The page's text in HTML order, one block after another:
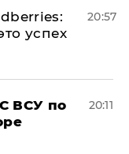
успех
20:57
ВСУ по
20:11